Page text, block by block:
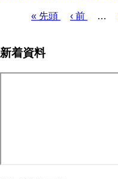
ジ
先
ー
« 先頭
前
‹ 前 …
新着資料